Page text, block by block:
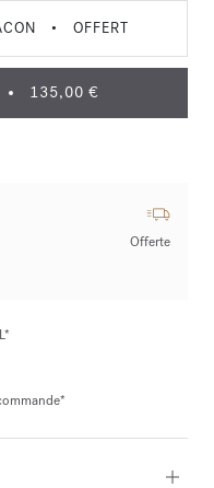
• OFFERT
135,00 €
Offerte